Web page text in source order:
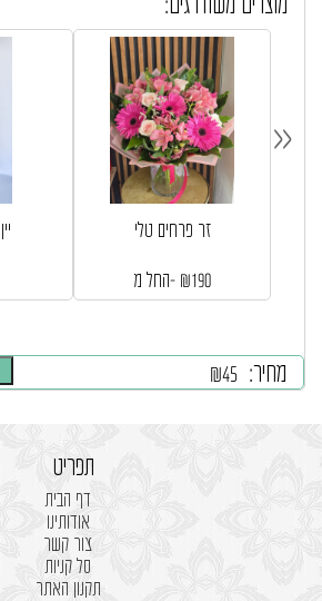
מחיר: ₪45
מוצרים משודרגים:
זר פרחים טלי
החל מ- ₪190
«
תפריט
דף הבית
אודותינו
צור קשר
סל קניות
תקנון האתר